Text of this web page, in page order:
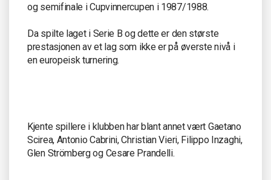
og semifinale i Cupvinnercupen i 1987/1988.
Da spilte laget i Serie B og dette er den største
prestasjonen av et lag som ikke er på øverste nivå i
en europeisk turnering.
Kjente spillere i klubben har blant annet vært Gaetano
Scirea, Antonio Cabrini, Christian Vieri, Filippo Inzaghi,
Glen Strömberg og Cesare Prandelli.